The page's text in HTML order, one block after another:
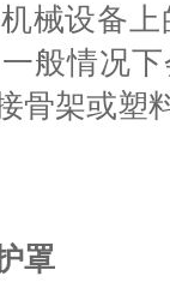
械设备
般情况
骨架或塑
罩